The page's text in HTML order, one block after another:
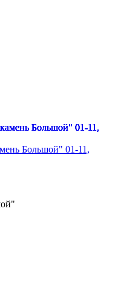
Большой" 01-11,